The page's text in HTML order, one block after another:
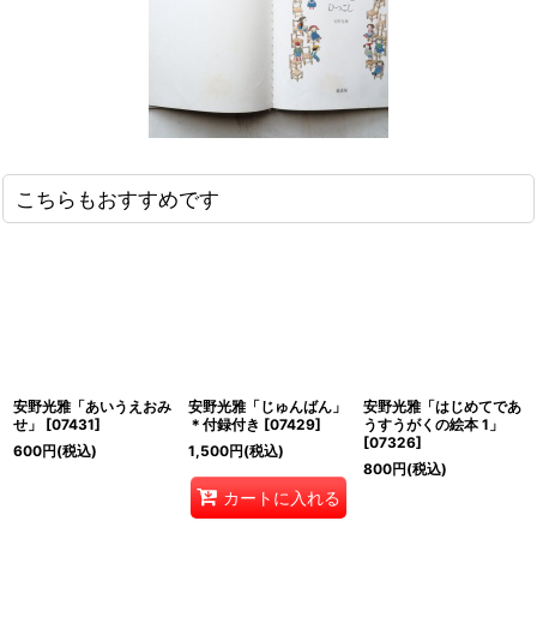
こちらもおすすめです
安野光雅「あいうえおみ
せ」
[07431]
600円(税込)
安野光雅「じゅんばん」
＊付録付き [07429]
1,500円(税込)
カートに入れる
安野光雅「はじめてであ
うすうがくの絵本 1」
[07326]
800円(税込)